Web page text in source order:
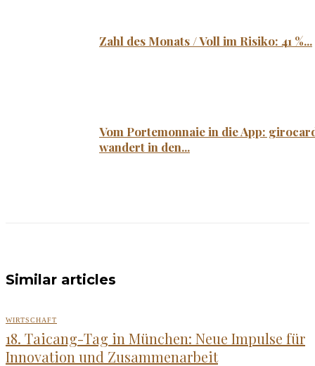
Zahl des Monats / Voll im Risiko: 41 %...
Vom Portemonnaie in die App:
wandert in den...
Similar articles
WIRTSCHAFT
18. Taicang-Tag in München: Neue Impulse für
Innovation und Zusammenarbeit